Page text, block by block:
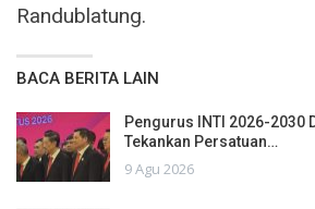
Randublatung.
BACA BERITA LAIN
Pengurus INTI 2026-2030
Tekankan Persatuan…
9 Agu 2026